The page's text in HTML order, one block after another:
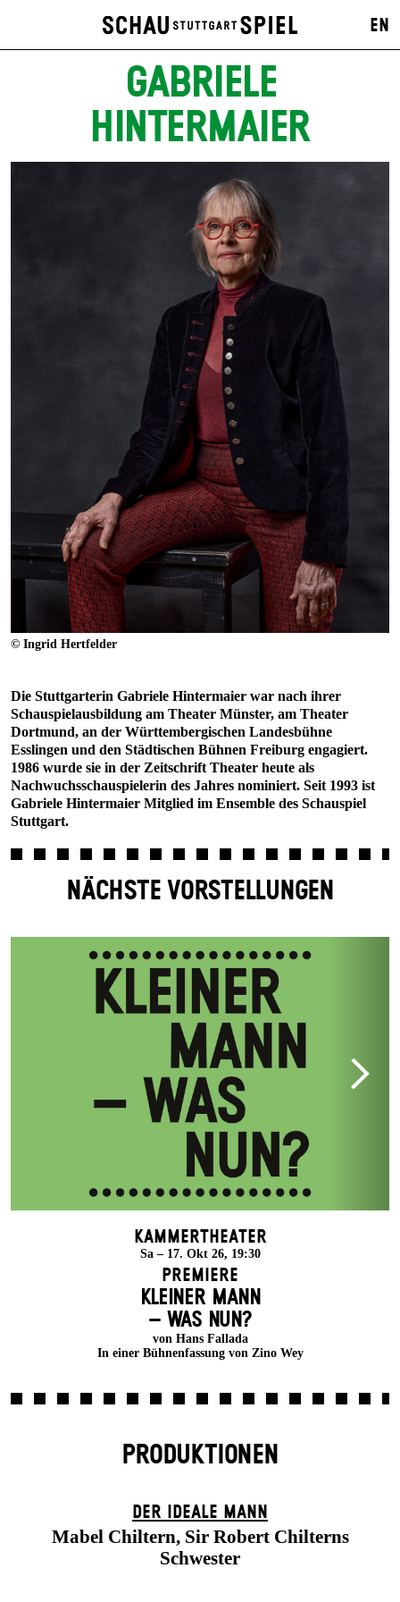
EN
GABRIELE
HINTERMAIER
© Ingrid Hertfelder
Die Stuttgarterin Gabriele Hintermaier war nach ihrer
Schauspielausbildung am Theater Münster, am Theater
Dortmund, an der Württembergischen Landesbühne
Esslingen und den Städtischen Bühnen Freiburg engagiert.
1986 wurde sie in der Zeitschrift Theater heute als
Nachwuchsschauspielerin des Jahres nominiert. Seit 1993 ist
Gabriele Hintermaier Mitglied im Ensemble des Schauspiel
Stuttgart.
NÄCHSTE VORSTELLUNGEN
Kammertheater
Sa – 17. Okt 26, 19:30
Premiere
KLEINER MANN
– WAS NUN?
von Hans Fallada
In einer Bühnenfassung von Zino Wey
PRODUKTIONEN
DER IDEALE MANN
Mabel Chiltern, Sir Robert Chilterns
Schwester